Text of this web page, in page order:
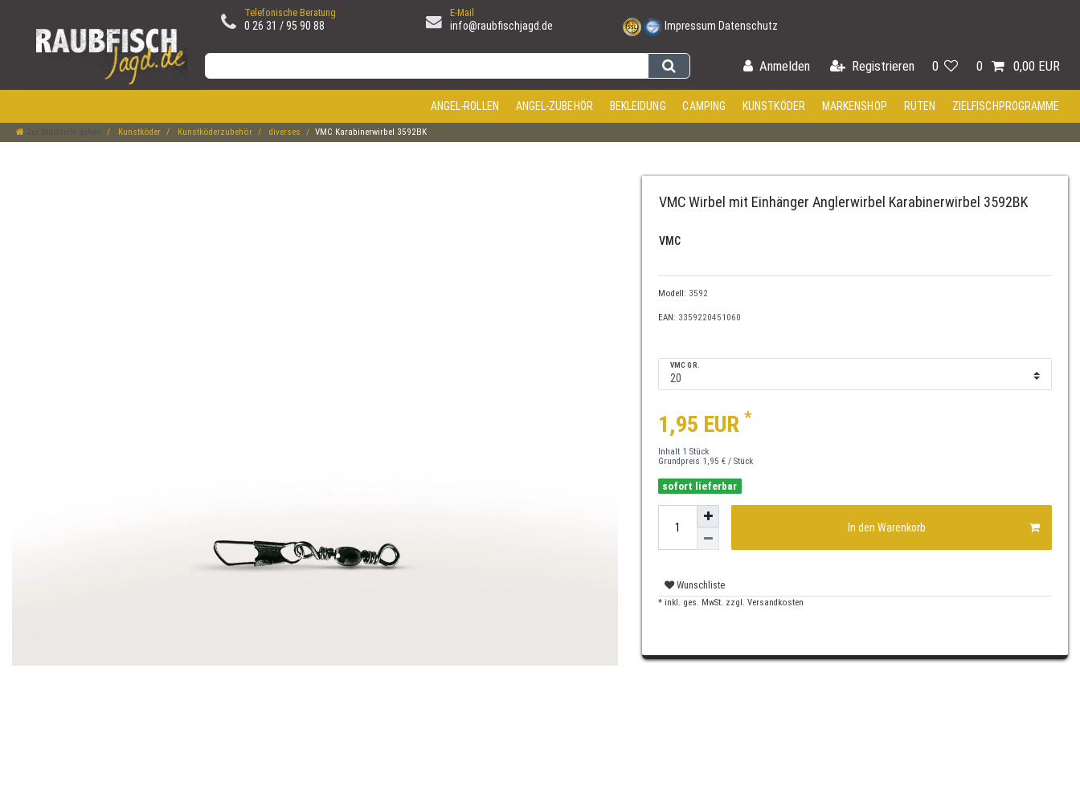
Telefonische Beratung
0 26 31 / 95 90 88
E-Mail
info@raubfischjagd.de Impressum Datenschutz
Anmelden Registrieren 0 0 0,00 EUR
ANGEL-ROLLEN ANGEL-ZUBEHÖR BEKLEIDUNG CAMPING KUNSTKÖDER MARKENSHOP RUTEN ZIELFISCHPROGRAMME
Zur Startseite gehen Kunstköder Kunstköderzubehör diverses VMC Karabinerwirbel 3592BK
VMC Wirbel mit Einhänger Anglerwirbel Karabinerwirbel 3592BK
VMC
Modell: 3592
EAN: 3359220451060
VMC GR.
1,95 EUR *
Inhalt 1 Stück
Grundpreis 1,95 € / Stück
sofort lieferbar
In den Warenkorb
Wunschliste
* inkl. ges. MwSt. zzgl. Versandkosten